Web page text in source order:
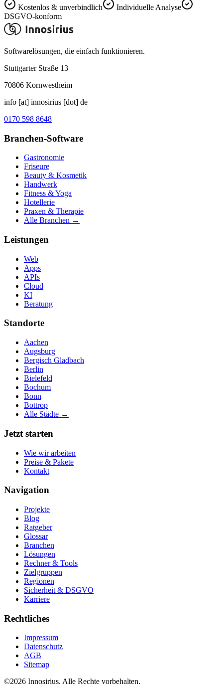
Kostenlos & unverbindlich
Individuelle Analyse
DSGVO-konform
Softwarelösungen, die einfach funktionieren.
Stuttgarter Straße 13
70806 Kornwestheim
info [at] innosirius [dot] de
0170 598 8648
Branchen-Software
Gastronomie
Friseure
Beauty & Kosmetik
Handwerk
Fitness & Yoga
Hotellerie
Praxen & Therapie
Alle Branchen →
Leistungen
Web
Apps
APIs
Cloud
KI
Beratung
Standorte
Aachen
Augsburg
Bergisch Gladbach
Berlin
Bielefeld
Bochum
Bonn
Bottrop
Alle Städte →
Jetzt starten
Wie wir arbeiten
Preise & Pakete
Kontakt
Navigation
Projekte
Blog
Ratgeber
Glossar
Branchen
Lösungen
Rechner & Tools
Zielgruppen
Regionen
Sicherheit & DSGVO
Karriere
Rechtliches
Impressum
Datenschutz
AGB
Sitemap
©2026 Innosirius. Alle Rechte vorbehalten.